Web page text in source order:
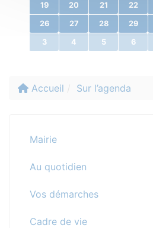
19 20 21 22
26 27 28 29
3 4 5 6
Accueil Sur l’agenda
Mairie
Au quotidien
Vos démarches
Cadre de vie